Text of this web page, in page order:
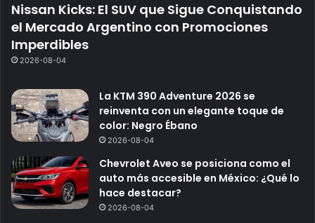
Nissan Kicks: El SUV que Sigue Conquistando
el Mercado Argentino con Promociones
Imperdibles
2026-08-04
La KTM 390 Adventure 2026 se
reinventa con un elegante toque de
color: Negro Ébano
2026-08-04
Chevrolet Aveo se posiciona como el
auto más accesible en México: ¿Qué lo
hace destacar?
2026-08-04